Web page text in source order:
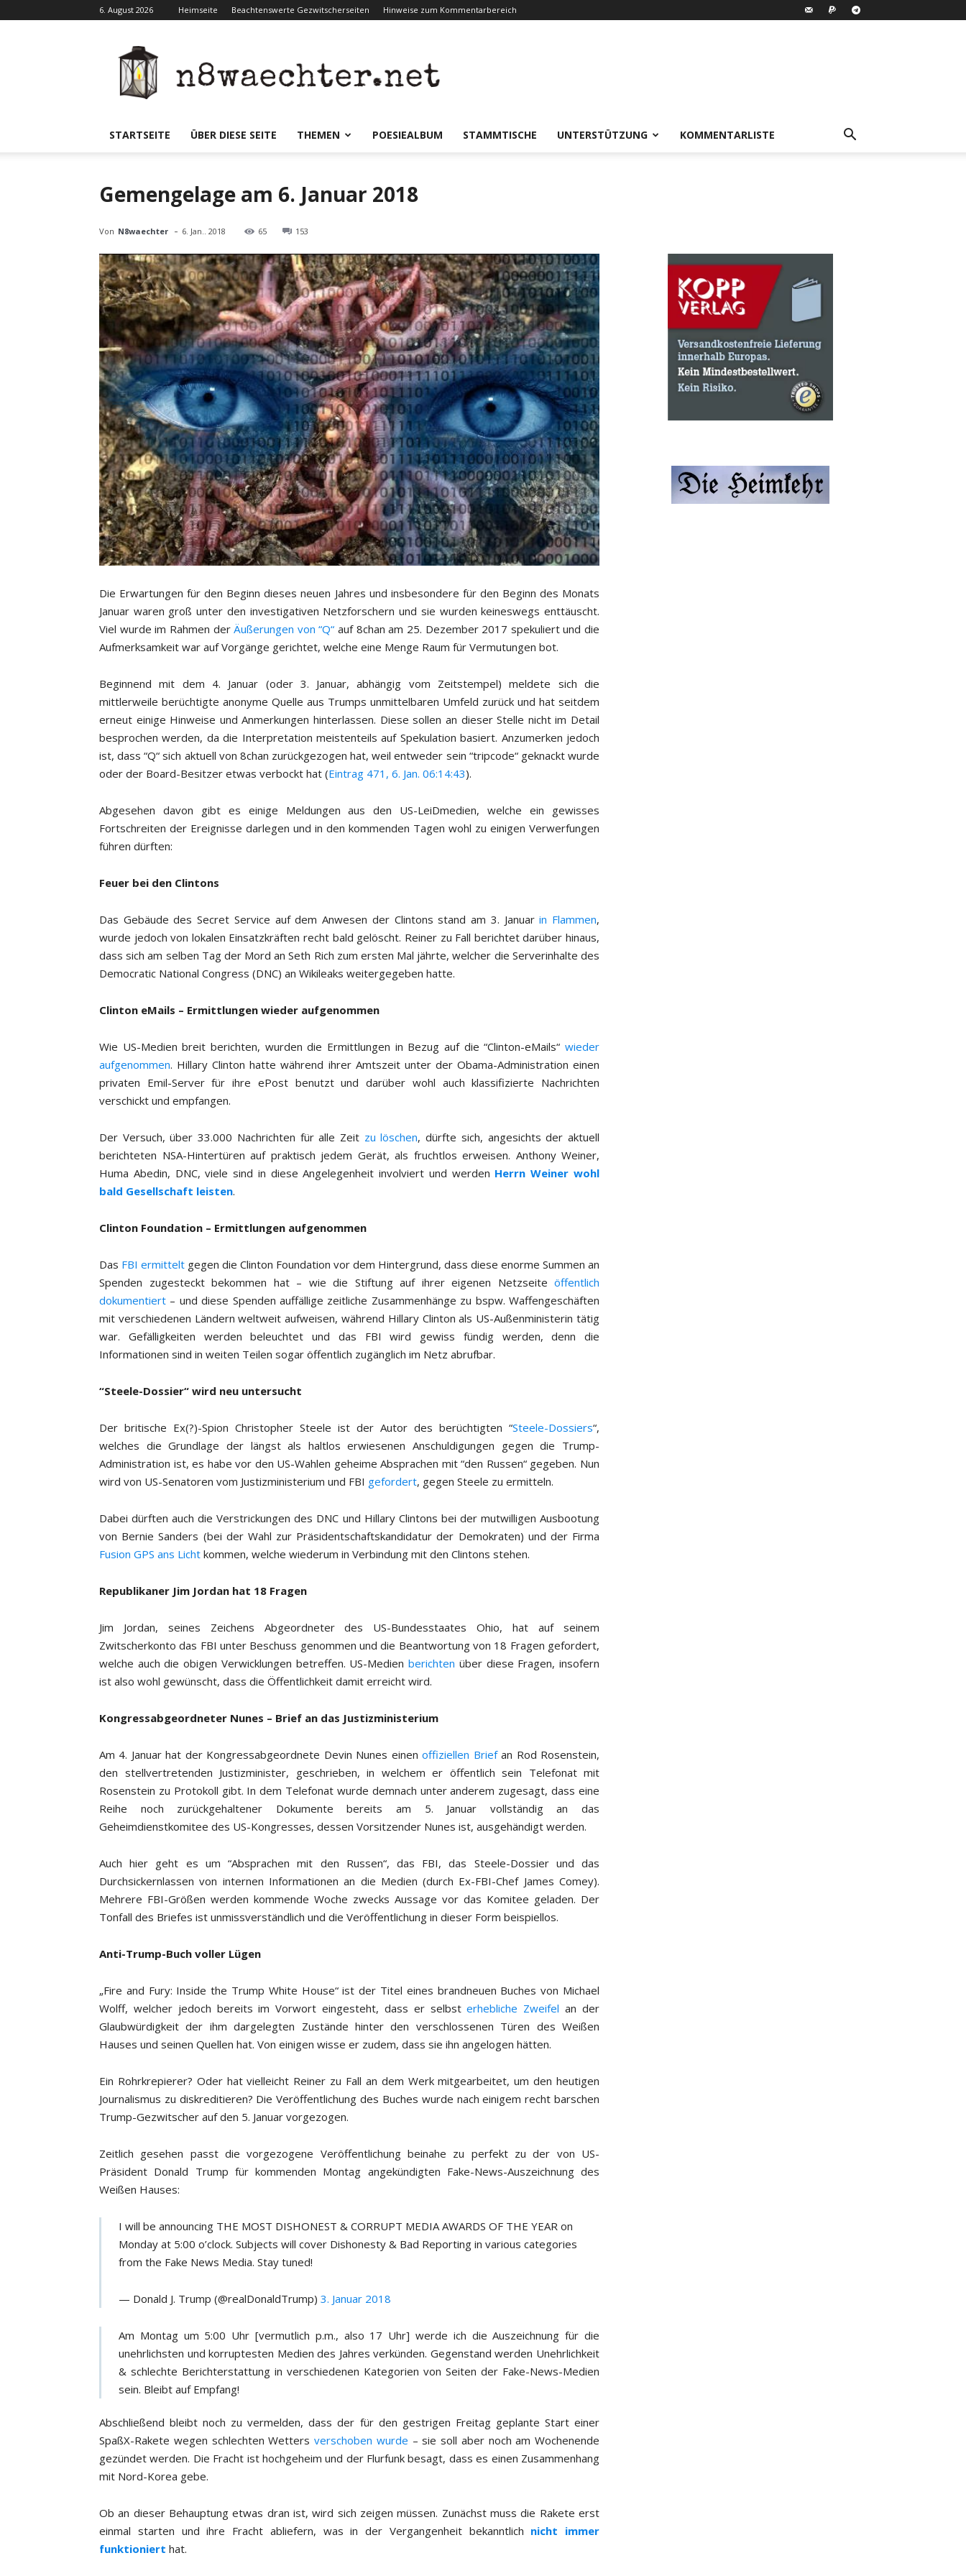
6. August 2026 Heimseite Beachtenswerte Gezwitscherseiten Hinweise zum Kommentarbereich
STARTSEITE ÜBER DIESE SEITE THEMEN POESIEALBUM STAMMTISCHE UNTERSTÜTZUNG KOMMENTARLISTE
Gemengelage am 6. Januar 2018
Von N8waechter - 6. Jan.. 2018 65 153
Die Erwartungen für den Beginn dieses neuen Jahres und insbesondere für den Beginn des Monats
Januar waren groß unter den investigativen Netzforschern und sie wurden keineswegs enttäuscht.
Viel wurde im Rahmen derÄußerungen von “Q“ auf 8chan am 25. Dezember 2017 spekuliert und die
Aufmerksamkeit war auf Vorgänge gerichtet, welche eine Menge Raum für Vermutungen bot.
Beginnend mit dem 4. Januar (oder 3. Januar, abhängig vom Zeitstempel) meldete sich die
mittlerweile berüchtigte anonyme Quelle aus Trumps unmittelbaren Umfeld zurück und hat seitdem
erneut einige Hinweise und Anmerkungen hinterlassen. Diese sollen an dieser Stelle nicht im Detail
besprochen werden, da die Interpretation meistenteils auf Spekulation basiert. Anzumerken jedoch
ist, dass “Q“ sich aktuell von 8chan zurückgezogen hat, weil entweder sein “tripcode“ geknackt wurde
oder der Board-Besitzer etwas verbockt hat (Eintrag 471, 6. Jan. 06:14:43).
Abgesehen davon gibt es einige Meldungen aus den US-LeiDmedien, welche ein gewisses
Fortschreiten der Ereignisse darlegen und in den kommenden Tagen wohl zu einigen Verwerfungen
führen dürften:
Feuer bei den Clintons
Das Gebäude des Secret Service auf dem Anwesen der Clintons stand am 3. Januarin Flammen,
wurde jedoch von lokalen Einsatzkräften recht bald gelöscht. Reiner zu Fall berichtet darüber hinaus,
dass sich am selben Tag der Mord an Seth Rich zum ersten Mal jährte, welcher die Serverinhalte des
Democratic National Congress (DNC) an Wikileaks weitergegeben hatte.
Clinton eMails – Ermittlungen wieder aufgenommen
Wie US-Medien breit berichten, wurden die Ermittlungen in Bezug auf die “Clinton-eMails“ wieder
aufgenommen. Hillary Clinton hatte während ihrer Amtszeit unter der Obama-Administration einen
privaten Emil-Server für ihre ePost benutzt und darüber wohl auch klassifizierte Nachrichten
verschickt und empfangen.
Der Versuch, über 33.000 Nachrichten für alle Zeit zu löschen, dürfte sich, angesichts der aktuell
berichteten NSA-Hintertüren auf praktisch jedem Gerät, als fruchtlos erweisen. Anthony Weiner,
Huma Abedin, DNC, viele sind in diese Angelegenheit involviert und werden Herrn Weiner wohl
bald Gesellschaft leisten.
Clinton Foundation – Ermittlungen aufgenommen
Das FBI ermittelt gegen die Clinton Foundation vor dem Hintergrund, dass diese enorme Summen an
Spenden zugesteckt bekommen hat – wie die Stiftung auf ihrer eigenen Netzseite öffentlich
dokumentiert – und diese Spenden auffällige zeitliche Zusammenhänge zu bspw. Waffengeschäften
mit verschiedenen Ländern weltweit aufweisen, während Hillary Clinton als US-Außenministerin tätig
war. Gefälligkeiten werden beleuchtet und das FBI wird gewiss fündig werden, denn die
Informationen sind in weiten Teilen sogar öffentlich zugänglich im Netz abrufbar.
“Steele-Dossier“ wird neu untersucht
Der britische Ex(?)-Spion Christopher Steele ist der Autor des berüchtigten “Steele-Dossiers“,
welches die Grundlage der längst als haltlos erwiesenen Anschuldigungen gegen die Trump-
Administration ist, es habe vor den US-Wahlen geheime Absprachen mit “den Russen“ gegeben. Nun
wird von US-Senatoren vom Justizministerium und FBI gefordert, gegen Steele zu ermitteln.
Dabei dürften auch die Verstrickungen des DNC und Hillary Clintons bei der mutwilligen Ausbootung
von Bernie Sanders (bei der Wahl zur Präsidentschaftskandidatur der Demokraten) und der Firma
Fusion GPS ans Licht kommen, welche wiederum in Verbindung mit den Clintons stehen.
Republikaner Jim Jordan hat 18 Fragen
Jim Jordan, seines Zeichens Abgeordneter des US-Bundesstaates Ohio, hat auf seinem
Zwitscherkonto das FBI unter Beschuss genommen und die Beantwortung von 18 Fragen gefordert,
welche auch die obigen Verwicklungen betreffen. US-Medienberichten über diese Fragen, insofern
ist also wohl gewünscht, dass die Öffentlichkeit damit erreicht wird.
Kongressabgeordneter Nunes – Brief an das Justizministerium
Am 4. Januar hat der Kongressabgeordnete Devin Nunes einenoffiziellen Briefan Rod Rosenstein,
den stellvertretenden Justizminister, geschrieben, in welchem er öffentlich sein Telefonat mit
Rosenstein zu Protokoll gibt. In dem Telefonat wurde demnach unter anderem zugesagt, dass eine
Reihe noch zurückgehaltener Dokumente bereits am 5. Januar vollständig an das
Geheimdienstkomitee des US-Kongresses, dessen Vorsitzender Nunes ist, ausgehändigt werden.
Auch hier geht es um “Absprachen mit den Russen“, das FBI, das Steele-Dossier und das
Durchsickernlassen von internen Informationen an die Medien (durch Ex-FBI-Chef James Comey).
Mehrere FBI-Größen werden kommende Woche zwecks Aussage vor das Komitee geladen. Der
Tonfall des Briefes ist unmissverständlich und die Veröffentlichung in dieser Form beispiellos.
Anti-Trump-Buch voller Lügen
„Fire and Fury: Inside the Trump White House“ ist der Titel eines brandneuen Buches von Michael
Wolff, welcher jedoch bereits im Vorwort eingesteht, dass er selbsterhebliche Zweifel an der
Glaubwürdigkeit der ihm dargelegten Zustände hinter den verschlossenen Türen des Weißen
Hauses und seinen Quellen hat. Von einigen wisse er zudem, dass sie ihn angelogen hätten.
Ein Rohrkrepierer? Oder hat vielleicht Reiner zu Fall an dem Werk mitgearbeitet, um den heutigen
Journalismus zu diskreditieren? Die Veröffentlichung des Buches wurde nach einigem recht barschen
Trump-Gezwitscher auf den 5. Januar vorgezogen.
Zeitlich gesehen passt die vorgezogene Veröffentlichung beinahe zu perfekt zu der von US-
Präsident Donald Trump für kommenden Montag angekündigten Fake-News-Auszeichnung des
Weißen Hauses:
I will be announcing THE MOST DISHONEST & CORRUPT MEDIA AWARDS OF THE YEAR on
Monday at 5:00 o’clock. Subjects will cover Dishonesty & Bad Reporting in various categories
from the Fake News Media. Stay tuned!
— Donald J. Trump (@realDonaldTrump) 3. Januar 2018
Am Montag um 5:00 Uhr [vermutlich p.m., also 17 Uhr] werde ich die Auszeichnung für die
unehrlichsten und korruptesten Medien des Jahres verkünden. Gegenstand werden Unehrlichkeit
& schlechte Berichterstattung in verschiedenen Kategorien von Seiten der Fake-News-Medien
sein. Bleibt auf Empfang!
Abschließend bleibt noch zu vermelden, dass der für den gestrigen Freitag geplante Start einer
SpaßX-Rakete wegen schlechten Wetters verschoben wurde – sie soll aber noch am Wochenende
gezündet werden. Die Fracht ist hochgeheim und der Flurfunk besagt, dass es einen Zusammenhang
mit Nord-Korea gebe.
Ob an dieser Behauptung etwas dran ist, wird sich zeigen müssen. Zunächst muss die Rakete erst
einmal starten und ihre Fracht abliefern, was in der Vergangenheit bekanntlich nicht immer
funktioniert hat.